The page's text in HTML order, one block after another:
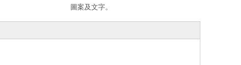
圖案及文字。